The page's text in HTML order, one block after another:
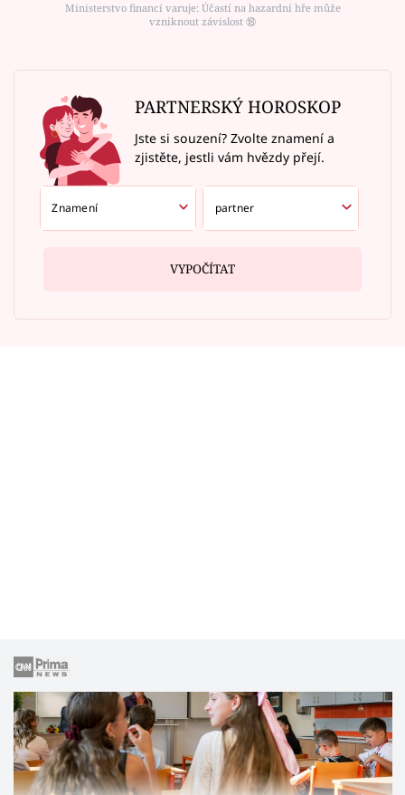
Ministerstvo financí varuje: Účastí na hazardní hře může
vzniknout závislost ⑱
PARTNERSKÝ HOROSKOP
Jste si souzení? Zvolte znamení a
zjistěte, jestli vám hvězdy přejí.
VYPOČÍTAT